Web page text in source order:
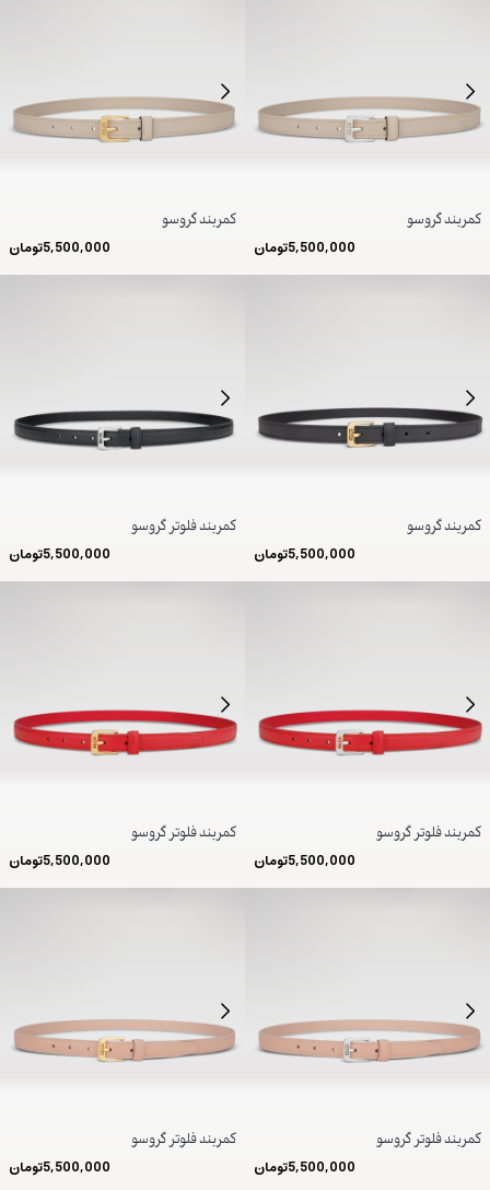
کمربند گروسو
5,500,000تومان
کمربند گروسو
5,500,000تومان
کمربند گروسو
5,500,000تومان
کمربند فلوتر گروسو
5,500,000تومان
کمربند فلوتر گروسو
5,500,000تومان
کمربند فلوتر گروسو
5,500,000تومان
کمربند فلوتر گروسو
5,500,000تومان
کمربند فلوتر گروسو
5,500,000تومان